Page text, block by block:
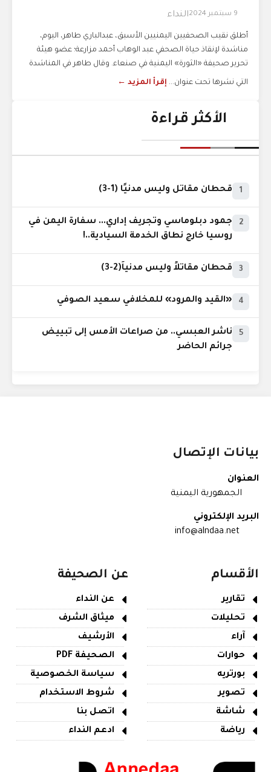
9 سبتمبر 2024 النداء
أطلق نقيب الصحفيين اليمنيين الأسبق، عبدالباري طاهر، اليوم،
مناشدة لإنقاذ حياة الصحفي عبد الوهاب أحمد مزارعة؛ عضو هيئة
تحرير صحيفة «الثورة» اليمنية في صنعاء. وقال طاهر في المناشدة
التي نشرها تحت عنوان... إقرأ المزيد ←
الأكثر قراءة
1 قحطان مقاتل وليس مدنيًا (1-3)
2
جمود دبلوماسي وتجريف إداري... سفارة اليمن في
روسيا خارج نطاق الخدمة السيادية..!
3 قحطان مقاتلاً وليس مدنياً(2-3)
4 «القيد والمرود» للمخلافي سعيد الصوفي
5
ناشر العبسي.. من صراعات الأمس إلى تبييض
جرائم الحاضر
بيانات الإتصال
العنوان
الجمهورية اليمنية
البريد الإلكتروني
info@alndaa.net
الأقسام
تقارير
تحليلات
آراء
حوارات
بورتريه
تصوير
شاشة
رياضة
عن الصحيفة
عن النداء
ميثاق الشرف
الأرشيف
الصحيفة PDF
سياسة الخصوصية
شروط الاستخدام
اتصل بنا
ادعم النداء